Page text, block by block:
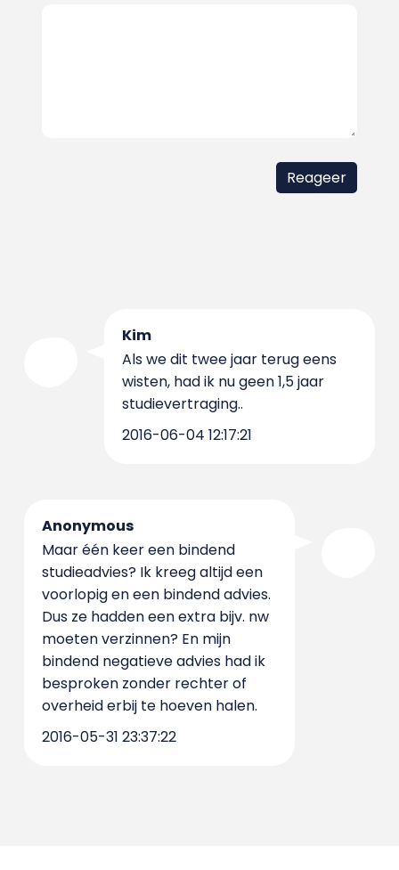
Kim
Als we dit twee jaar terug eens
wisten, had ik nu geen 1,5 jaar
studievertraging..
2016-06-04 12:17:21
Anonymous
Maar één keer een bindend
studieadvies? Ik kreeg altijd een
voorlopig en een bindend advies.
Dus ze hadden een extra bijv. nw
moeten verzinnen? En mijn
bindend negatieve advies had ik
besproken zonder rechter of
overheid erbij te hoeven halen.
2016-05-31 23:37:22